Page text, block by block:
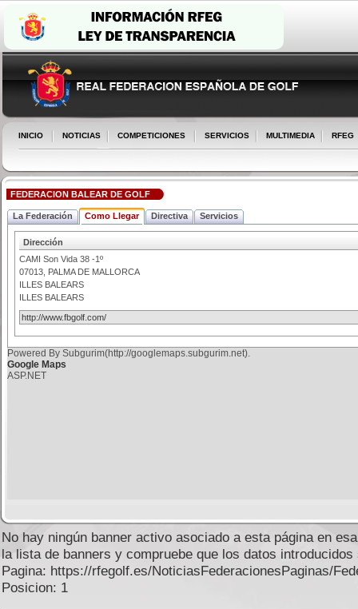
INICIO NOTICIAS COMPETICIONES SERVICIOS MULTIMEDIA RFEG
FEDERACION BALEAR DE GOLF
La Federación Como Llegar Directiva Servicios
Dirección
CAMI Son Vida 38 -1º
07013 PALMA DE MALLORCA
ILLES BALEARS
ILLES BALEARS
http://www.fbgolf.com/
Powered By Subgurim(http://googlemaps.subgurim.net).
Google Maps
ASP.NET
No hay ningún banner activo asociado a esta página en
la lista de banners y compruebe que los datos
Pagina: https://rfegolf.es/NoticiasFederacionesPaginas/
Posicion: 1